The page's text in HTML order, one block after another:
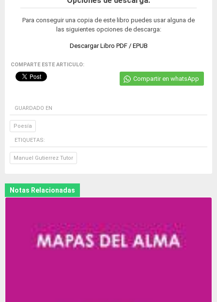
Para conseguir una copia de este libro puedes usar alguna de
las siguientes opciones de descarga:
Descargar Libro PDF / EPUB
COMPARTE ESTE ARTICULO:
Compartir en whatsApp
GUARDADO EN
Poesía
ETIQUETAS:
Manuel Gutierrez Tutor
Notas Relacionadas